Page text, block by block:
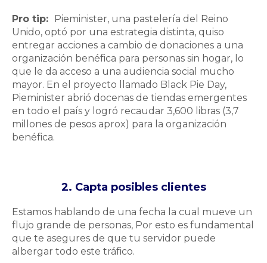
Pro tip: Pieminister, una pastelería del Reino
Unido, optó por una estrategia distinta, quiso
entregar acciones a cambio de donaciones a una
organización benéfica para personas sin hogar, lo
que le da acceso a una audiencia social mucho
mayor. En el proyecto llamado Black Pie Day,
Pieminister abrió docenas de tiendas emergentes
en todo el país y logró recaudar 3,600 libras (3,7
millones de pesos aprox) para la organización
benéfica.
2. Capta posibles clientes
Estamos hablando de una fecha la cual mueve un
flujo grande de personas, Por esto es fundamental
que te asegures de que tu servidor puede
albergar todo este tráfico.